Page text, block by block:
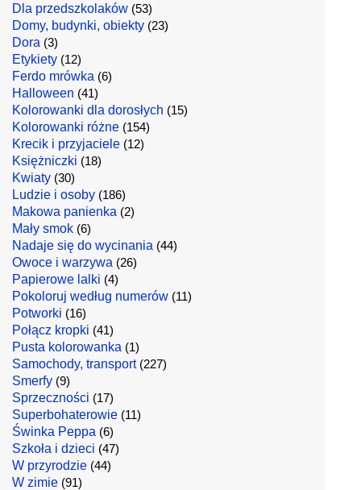
Dla przedszkolaków (53)
Domy, budynki, obiekty (23)
Dora (3)
Etykiety (12)
Ferdo mrówka (6)
Halloween (41)
Kolorowanki dla dorosłych (15)
Kolorowanki różne (154)
Krecik i przyjaciele (12)
Księżniczki (18)
Kwiaty (30)
Ludzie i osoby (186)
Makowa panienka (2)
Mały smok (6)
Nadaje się do wycinania (44)
Owoce i warzywa (26)
Papierowe lalki (4)
Pokoloruj według numerów (11)
Potworki (16)
Połącz kropki (41)
Pusta kolorowanka (1)
Samochody, transport(227)
Smerfy (9)
Sprzeczności (17)
Superbohaterowie (11)
Świnka Peppa (6)
Szkoła i dzieci (47)
W przyrodzie (44)
W zimie (91)